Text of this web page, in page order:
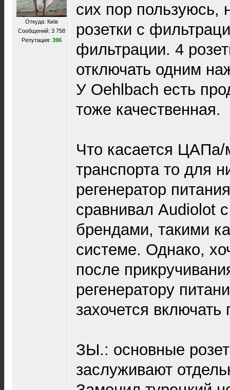
Откуда: Київ
Сообщений: 3 758
Репутация: 396
сих пор пользуюсь,
розетки с
фильтрации. 4
отключать одним
У Oehlbach есть
тоже качественная.
Что касается
транспорта то для
регенератор
сравнивал Audiolot
брендами, такими
системе. Однако,
после
регенератору
захочется включать
ЗЫ.: основные
заслуживают